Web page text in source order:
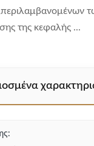
της κεφαλής ...